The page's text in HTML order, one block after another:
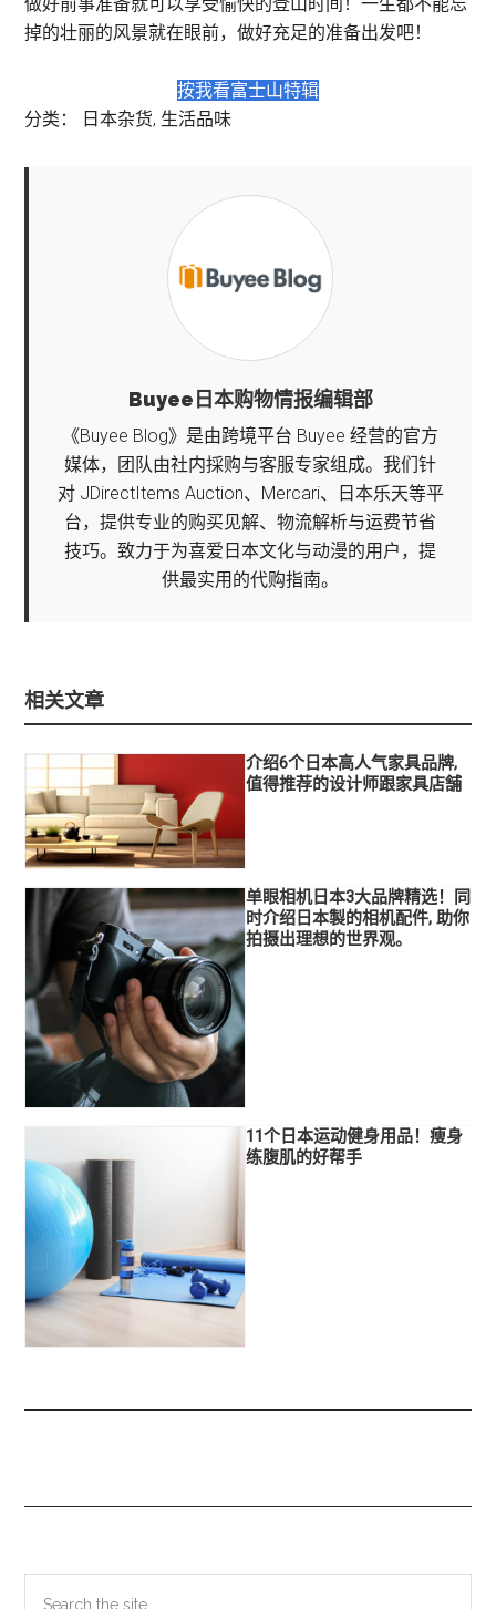
掉的壮丽的风景就在眼前，做好充足的准备出发吧！
按我看富士山特辑
分类：
日本杂货, 生活品味
Buyee日本购物情报编辑部
《Buyee Blog》是由跨境平台 Buyee 经营的官方
媒体，团队由社内採购与客服专家组成。我们针
对 JDirectItems Auction、Mercari、日本乐天等平
台，提供专业的购买见解、物流解析与运费节省
技巧。致力于为喜爱日本文化与动漫的用户，提
供最实用的代购指南。
相关文章
介绍6个日本高人气家具品牌,
值得推荐的设计师跟家具店舗
单眼相机日本3大品牌精选！同
时介绍日本製的相机配件, 助你
拍摄出理想的世界观。
11个日本运动健身用品！痩身
练腹肌的好帮手
主